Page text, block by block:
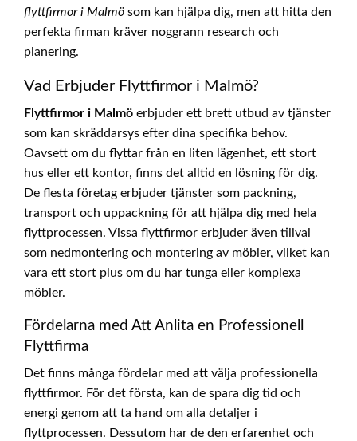
flyttfirmor i Malmö som kan hjälpa dig, men att hitta den
perfekta firman kräver noggrann research och
planering.
Vad Erbjuder Flyttfirmor i Malmö?
Flyttfirmor i Malmö erbjuder ett brett utbud av tjänster
som kan skräddarsys efter dina specifika behov.
Oavsett om du flyttar från en liten lägenhet, ett stort
hus eller ett kontor, finns det alltid en lösning för dig.
De flesta företag erbjuder tjänster som packning,
transport och uppackning för att hjälpa dig med hela
flyttprocessen. Vissa flyttfirmor erbjuder även tillval
som nedmontering och montering av möbler, vilket kan
vara ett stort plus om du har tunga eller komplexa
möbler.
Fördelarna med Att Anlita en Professionell
Flyttfirma
Det finns många fördelar med att välja professionella
flyttfirmor. För det första, kan de spara dig tid och
energi genom att ta hand om alla detaljer i
flyttprocessen. Dessutom har de den erfarenhet och